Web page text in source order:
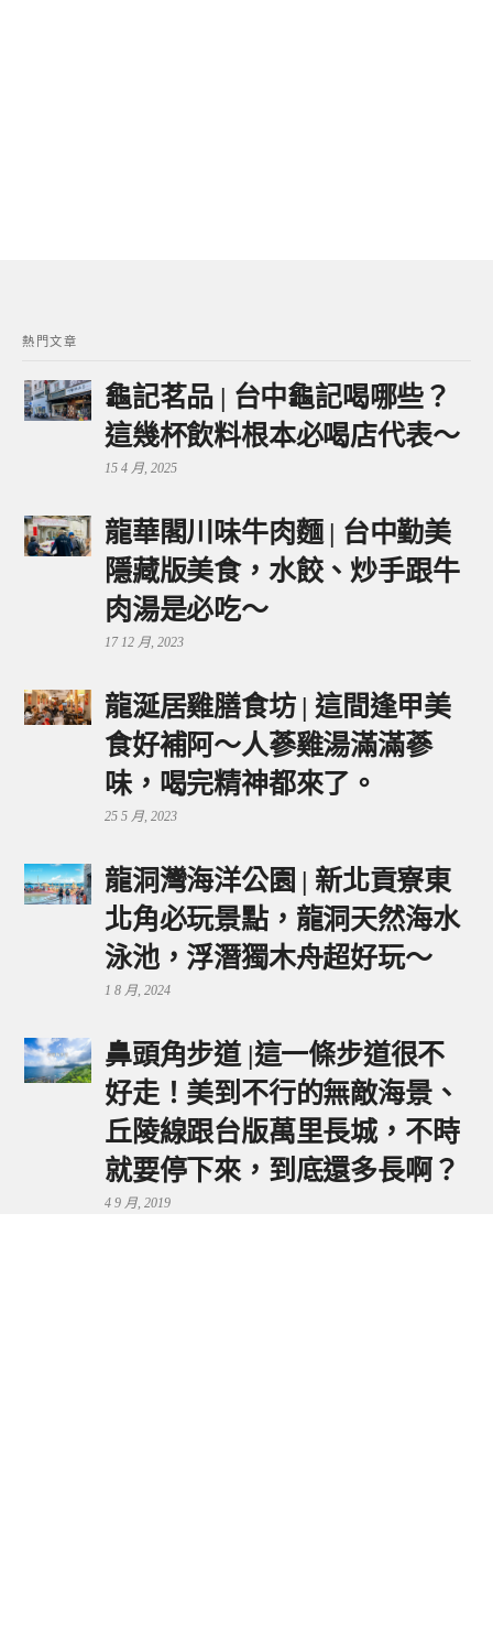
熱門文章
龜記茗品 | 台中龜記喝哪些？
這幾杯飲料根本必喝店代表～
15 4 月, 2025
龍華閣川味牛肉麵 | 台中勤美
隱藏版美食，水餃、炒手跟牛
肉湯是必吃～
17 12 月, 2023
龍涎居雞膳食坊 | 這間逢甲美
食好補阿～人蔘雞湯滿滿蔘
味，喝完精神都來了。
25 5 月, 2023
龍洞灣海洋公園 | 新北貢寮東
北角必玩景點，龍洞天然海水
泳池，浮潛獨木舟超好玩～
1 8 月, 2024
鼻頭角步道 |這一條步道很不
好走！美到不行的無敵海景、
丘陵線跟台版萬里長城，不時
就要停下來，到底還多長啊？
4 9 月, 2019